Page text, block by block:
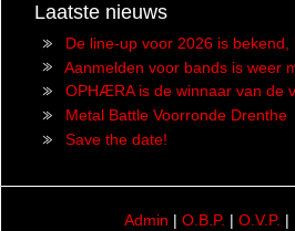
Laatste nieuws
De line-up voor 2026 is
Aanmelden voor bands is weer
OPHÆRA is de winnaar van de
Metal Battle Voorronde Drenthe
Save the date!
Admin | O.B.P. | O.V.P. |